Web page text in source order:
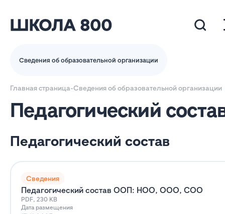
Сведения об образовательной организации
Главная страница-Сведения об образовательной организации
Педагогический
Педагогический состав
Сведения
Педагогический состав ООП: НОО, ООО, СОО
PDF, 230 KB
Дата размещения